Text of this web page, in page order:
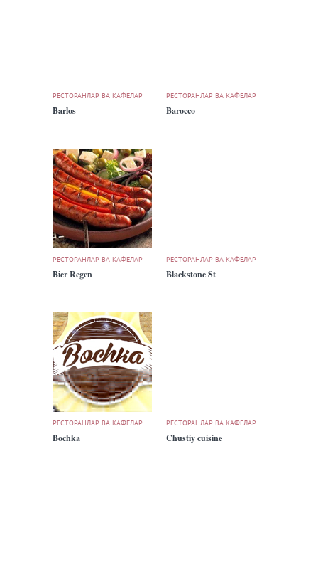
РЕСТОРАНЛАР ВА КАФЕЛАР
Barlos
РЕСТОРАНЛАР ВА КАФЕЛАР
Barocco
РЕСТОРАНЛАР ВА КАФЕЛАР
Bier Regen
РЕСТОРАНЛАР ВА КАФЕЛАР
Blackstone St
РЕСТОРАНЛАР ВА КАФЕЛАР
Bochka
РЕСТОРАНЛАР ВА КАФЕЛАР
Chustiy cuisine